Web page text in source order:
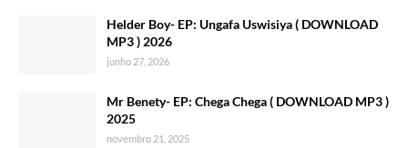
Helder Boy- EP: Ungafa Uswisiya ( DOWNLOAD
MP3 ) 2026
junho 27, 2026
Mr Benety- EP: Chega Chega ( DOWNLOAD MP3 )
2025
novembro 21, 2025